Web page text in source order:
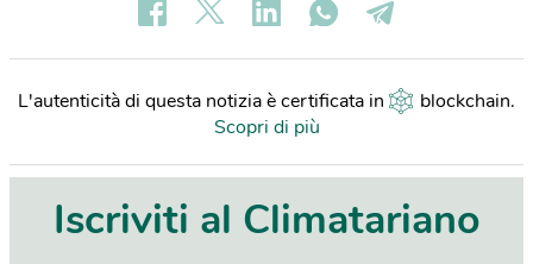
L'autenticità di questa notizia è certificata in blockchain.
Scopri di più
Iscriviti al Climatariano